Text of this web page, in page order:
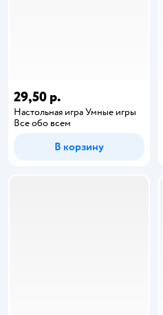
29,50 р.
Настольная игра Умные игры
Все обо всем
В корзину